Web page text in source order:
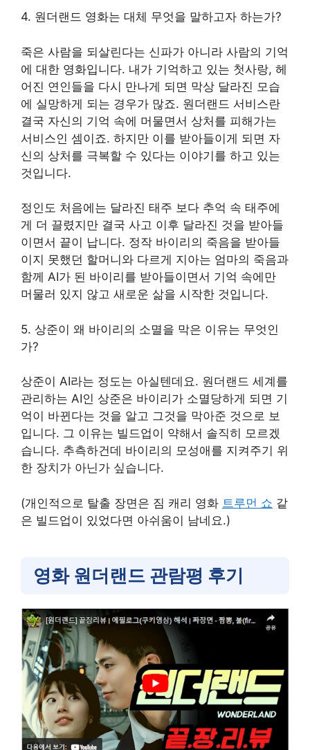
4. 원더랜드 영화는 대체 무엇을 말하고자 하는가?
죽은 사람을 되살린다는 신파가 아니라 사람의 기억
에 대한 영화입니다. 내가 기억하고 있는 첫사랑, 헤
어진 연인들을 다시 만나게 되면 막상 달라진 모습
에 실망하게 되는 경우가 많죠. 원더랜드 서비스란
결국 자신의 기억 속에 머물면서 상처를 피해가는
서비스인 셈이죠. 하지만 이를 받아들이게 되면 자
신의 상처를 극복할 수 있다는 이야기를 하고 있는
것입니다.
정인도 처음에는 달라진 태주 보다 추억 속 태주에
게 더 끌렸지만 결국 사고 이후 달라진 것을 받아들
이면서 끝이 납니다. 정작 바이리의 죽음을 받아들
이지 못했던 할머니와 다르게 지아는 엄마의 죽음과
함께 AI가 된 바이리를 받아들이면서 기억 속에만
머물러 있지 않고 새로운 삶을 시작한 것입니다.
5. 상준이 왜 바이리의 소멸을 막은 이유는 무엇인
가?
상준이 AI라는 정도는 아실텐데요. 원더랜드 세계를
관리하는 AI인 상준은 바이리가 소멸당하게 되면 기
억이 바뀐다는 것을 알고 그것을 막아준 것으로 보
입니다. 그 이유는 빌드업이 약해서 솔직히 모르겠
습니다. 추측하건데 바이리의 모성애를 지켜주기 위
한 장치가 아닌가 싶습니다.
(개인적으로 탈출 장면은 짐 캐리 영화 트루먼 쇼 같
은 빌드업이 있었다면 아쉬움이 남네요.)
영화 원더랜드 관람평 후기